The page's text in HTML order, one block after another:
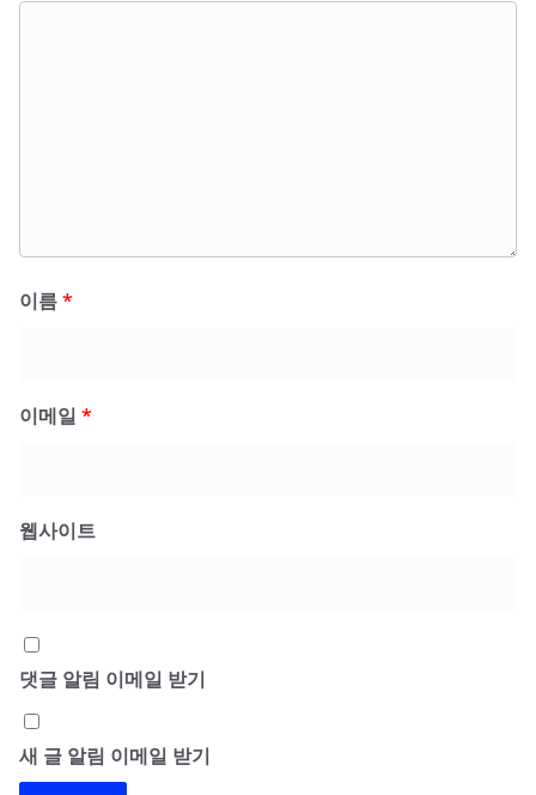
이름*
이메일 *
웹사이트
댓글 알림 이메일 받기
새 글 알림 이메일 받기